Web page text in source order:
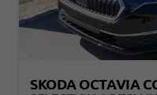
SKODA OCTAVIA